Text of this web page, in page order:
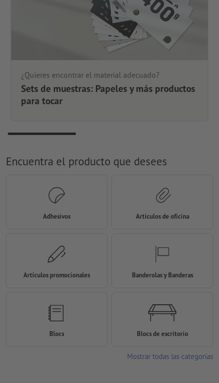
¿Quieres encontrar el material adecuado?
Sets de muestras: Papeles y más productos
para tocar
Encuentra el producto que desees
Adhesivos Artículos de oficina
Artículos promocionales Banderolas y Banderas
Blocs Blocs de escritorio
Mostrar todas las categorías